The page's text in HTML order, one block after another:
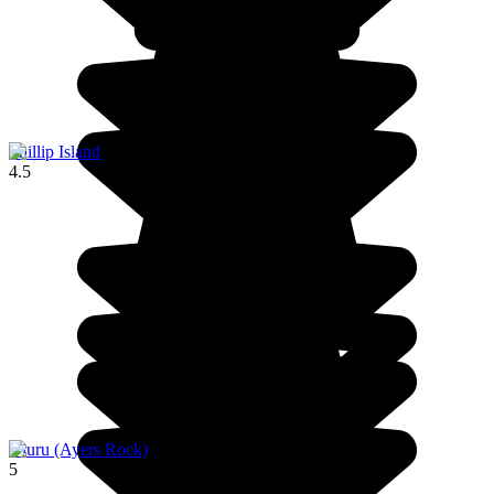
Phillip Island
4.5
Uluru (Ayers Rock)
5